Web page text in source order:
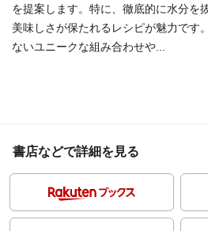
を提案します。特に、徹底的に水分を
美味しさが保たれるレシピが魅力です
ないユニークな組み合わせや...
書店などで詳細を見る